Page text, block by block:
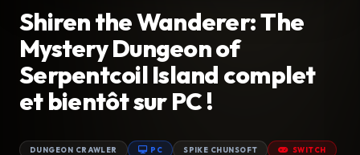
Shiren the Wanderer: The
Mystery Dungeon of
Serpentcoil Island complet
et bientôt sur PC !
DUNGEON CRAWLER PC SPIKE CHUNSOFT SWITCH